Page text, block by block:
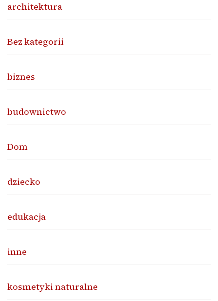
architektura
Bez kategorii
biznes
budownictwo
Dom
dziecko
edukacja
inne
kosmetyki naturalne